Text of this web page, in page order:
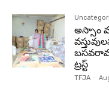
అస్సాం
ట్రస్ట్
TFJA -